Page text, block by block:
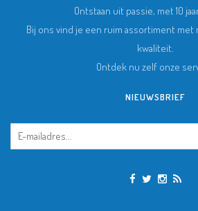
Ontstaan uit passie, met 10
Bij ons vind je een ruim assortiment met
kwaliteit.
Ontdek nu zelf onze
NIEUWSBRIEF